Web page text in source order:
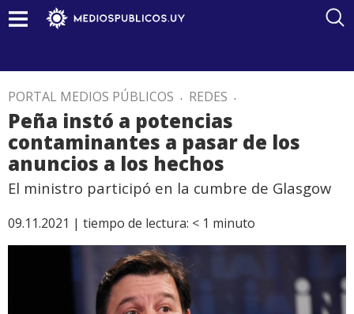
PORTAL MEDIOS PÚBLICOS . REDES .
Peña instó a potencias
contaminantes a pasar de los
anuncios a los hechos
El ministro participó en la cumbre de Glasgow
09.11.2021 | tiempo de lectura: < 1 minuto